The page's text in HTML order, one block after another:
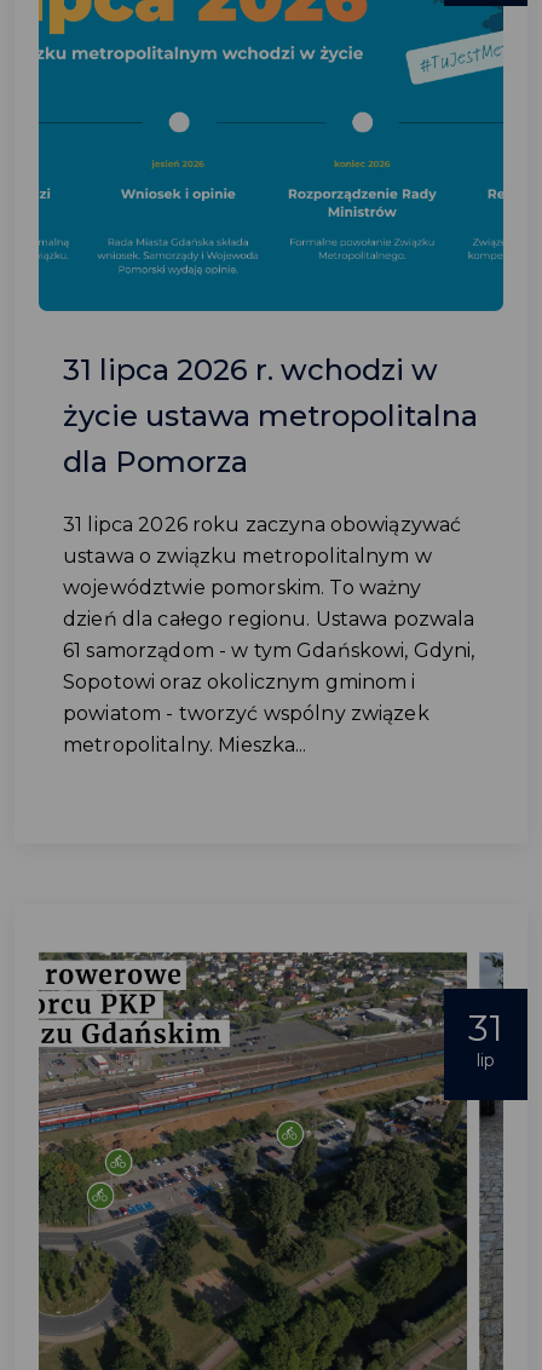
31 lipca 2026 r. wchodzi w
życie ustawa metropolitalna
dla Pomorza
31 lipca 2026 roku zaczyna obowiązywać
ustawa o związku metropolitalnym w
województwie pomorskim. To ważny
dzień dla całego regionu. Ustawa pozwala
61 samorządom - w tym Gdańskowi, Gdyni,
Sopotowi oraz okolicznym gminom i
powiatom - tworzyć wspólny związek
metropolitalny. Mieszka...
31
lip